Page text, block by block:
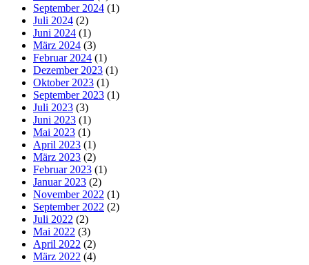
September 2024 (1)
Juli 2024 (2)
Juni 2024 (1)
März 2024 (3)
Februar 2024 (1)
Dezember 2023 (1)
Oktober 2023 (1)
September 2023 (1)
Juli 2023 (3)
Juni 2023 (1)
Mai 2023 (1)
April 2023 (1)
März 2023 (2)
Februar 2023 (1)
Januar 2023 (2)
November 2022 (1)
September 2022 (2)
Juli 2022 (2)
Mai 2022 (3)
April 2022 (2)
März 2022 (4)